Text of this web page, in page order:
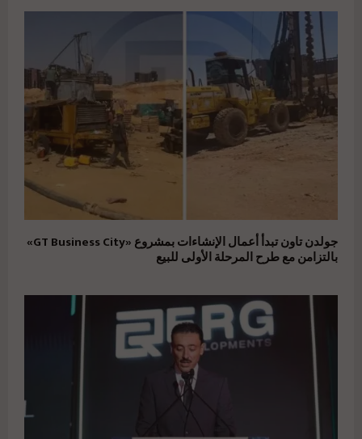
جولدن تاون تبدأ أعمال الإنشاءات بمشروع «GT Business City»
بالتزامن مع طرح المرحلة الأولى للبيع